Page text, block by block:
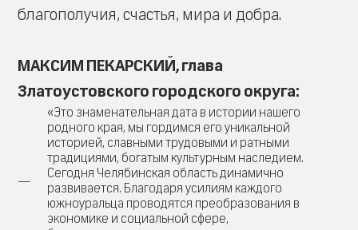
благополучия, счастья, мира и добра.
МАКСИМ ПЕКАРСКИЙ, глава
Златоустовского городского округа:
«Это знаменательная дата в истории нашего
родного края, мы гордимся его уникальной
историей, славными трудовыми и ратными
традициями, богатым культурным наследием.
Сегодня Челябинская область динамично
развивается. Благодаря усилиям каждого
южноуральца проводятся преобразования в
экономике и социальной сфере,